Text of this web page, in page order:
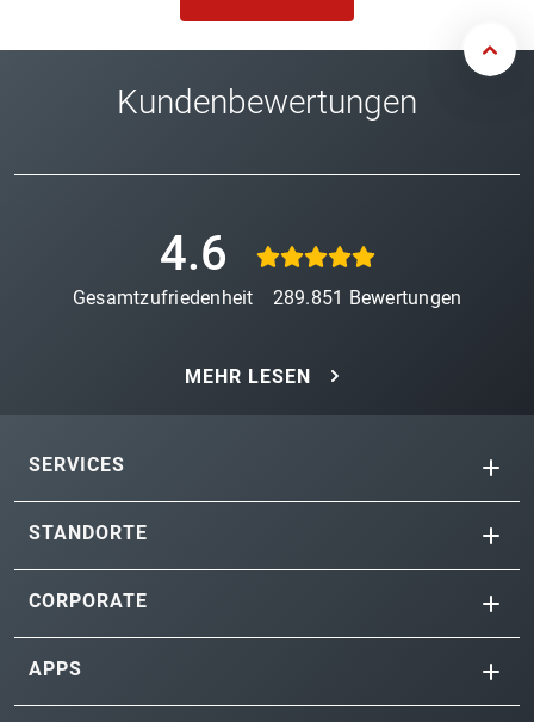
Kundenbewertungen
4.6
Gesamtzufriedenheit 289.851 Bewertungen
MEHR LESEN
SERVICES
STANDORTE
CORPORATE
APPS